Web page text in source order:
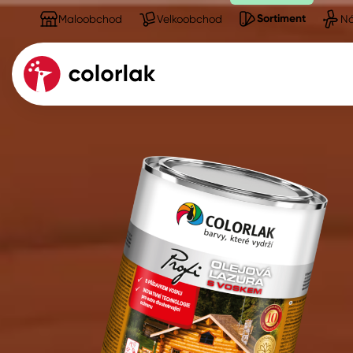
Maloobchod Velkoobchod Sortiment
Dřevo
Beton, asfalt, minerální
Plast, sklo, keramika
Stěny